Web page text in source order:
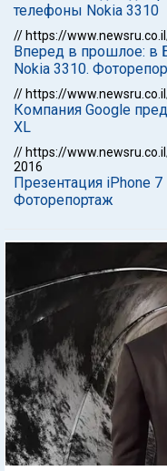
телефоны Nokia 3310
// https://
Вперед в прошлое: в
Nokia 3310.
// https://
Компания Google
XL
// https://
2016
Презентация iPhone
Фоторепортаж